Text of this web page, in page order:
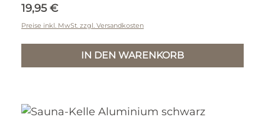
Regulärer Preis:
19,95 €
Preise inkl. MwSt. zzgl. Versandkosten
IN DEN WARENKORB